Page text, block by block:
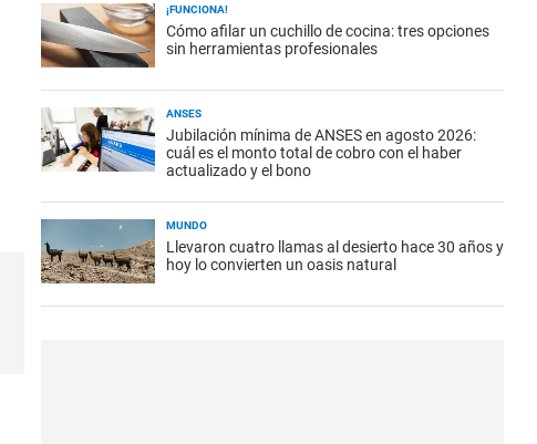
¡FUNCIONA!
Cómo afilar un cuchillo de cocina: tres opciones
sin herramientas profesionales
ANSES
Jubilación mínima de ANSES en agosto 2026:
cuál es el monto total de cobro con el haber
actualizado y el bono
MUNDO
Llevaron cuatro llamas al desierto hace 30 años y
hoy lo convierten un oasis natural